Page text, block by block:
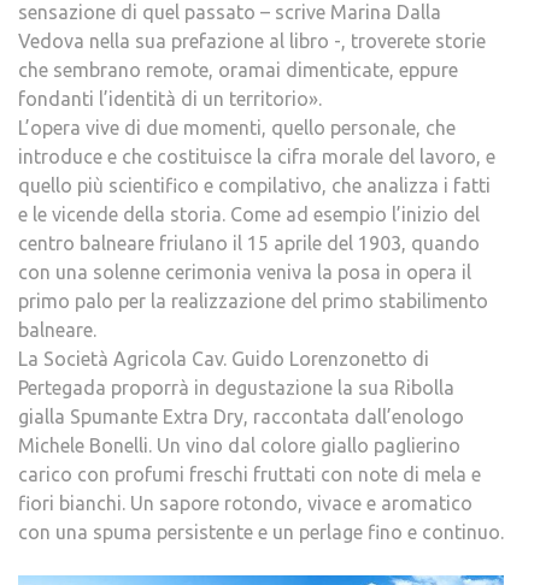
sensazione di quel passato – scrive Marina Dalla
Vedova nella sua prefazione al libro -, troverete storie
che sembrano remote, oramai dimenticate, eppure
fondanti l’identità di un territorio».
L’opera vive di due momenti, quello personale, che
introduce e che costituisce la cifra morale del lavoro, e
quello più scientifico e compilativo, che analizza i fatti
e le vicende della storia. Come ad esempio l’inizio del
centro balneare friulano il 15 aprile del 1903, quando
con una solenne cerimonia veniva la posa in opera il
primo palo per la realizzazione del primo stabilimento
balneare.
La Società Agricola Cav. Guido Lorenzonetto di
Pertegada proporrà in degustazione la sua Ribolla
gialla Spumante Extra Dry, raccontata dall’enologo
Michele Bonelli. Un vino dal colore giallo paglierino
carico con profumi freschi fruttati con note di mela e
fiori bianchi. Un sapore rotondo, vivace e aromatico
con una spuma persistente e un perlage fino e continuo.